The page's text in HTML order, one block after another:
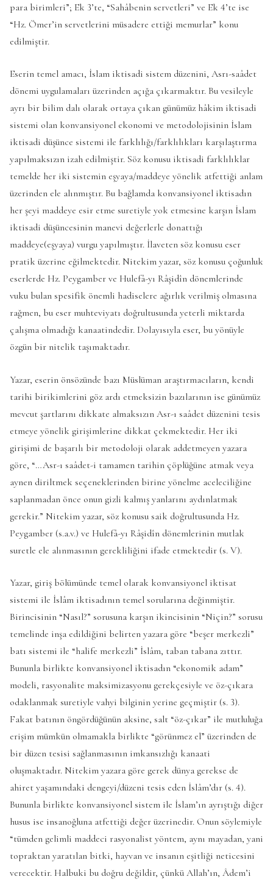
para birimleri”; Ek 3’te, “Sahâbenin servetleri” ve Ek 4’te ise
“Hz. Ömer’in servetlerini müsadere ettiği memurlar” konu
edilmiştir.
Eserin temel amacı, İslam iktisadi sistem düzenini, Asrı-saâdet
dönemi uygulamaları üzerinden açığa çıkarmaktır. Bu vesileyle
ayrı bir bilim dalı olarak ortaya çıkan günümüz hâkim iktisadi
sistemi olan konvansiyonel ekonomi ve metodolojisinin İslam
iktisadi düşünce sistemi ile farklılığı/farklılıkları karşılaştırma
yapılmaksızın izah edilmiştir. Söz konusu iktisadi farklılıklar
temelde her iki sistemin eşyaya/maddeye yönelik atfettiği anlam
üzerinden ele alınmıştır. Bu bağlamda konvansiyonel iktisadın
her şeyi maddeye esir etme suretiyle yok etmesine karşın İslam
iktisadi düşüncesinin manevi değerlerle donattığı
maddeye(eşyaya) vurgu yapılmıştır. İlaveten söz konusu eser
pratik üzerine eğilmektedir. Nitekim yazar, söz konusu çoğunluk
eserlerde Hz. Peygamber ve Hulefâ-yı Râşidîn dönemlerinde
vuku bulan spesifik önemli hadiselere ağırlık verilmiş olmasına
rağmen, bu eser muhteviyatı doğrultusunda yeterli miktarda
çalışma olmadığı kanaatindedir. Dolayısıyla eser, bu yönüyle
özgün bir nitelik taşımaktadır.
Yazar, eserin önsözünde bazı Müslüman araştırmacıların, kendi
tarihi birikimlerini göz ardı etmeksizin bazılarının ise günümüz
mevcut şartlarını dikkate almaksızın Asr-ı saâdet düzenini tesis
etmeye yönelik girişimlerine dikkat çekmektedir. Her iki
girişimi de başarılı bir metodoloji olarak addetmeyen yazara
göre, “…Asr-ı saâdet-i tamamen tarihin çöplüğüne atmak veya
aynen diriltmek seçeneklerinden birine yönelme aceleciliğine
saplanmadan önce onun gizli kalmış yanlarını aydınlatmak
gerekir.” Nitekim yazar, söz konusu saik doğrultusunda Hz.
Peygamber (s.a.v.) ve Hulefâ-yı Râşidîn dönemlerinin mutlak
suretle ele alınmasının gerekliliğini ifade etmektedir (s. V).
Yazar, giriş bölümünde temel olarak konvansiyonel iktisat
sistemi ile İslâm iktisadının temel sorularına değinmiştir.
Birincisinin “Nasıl?” sorusuna karşın ikincisinin “Niçin?” sorusu
temelinde inşa edildiğini belirten yazara göre “beşer merkezli”
batı sistemi ile “halife merkezli” İslâm, taban tabana zıttır.
Bununla birlikte konvansiyonel iktisadın “ekonomik adam”
modeli, rasyonalite maksimizasyonu gerekçesiyle ve öz-çıkara
odaklanmak suretiyle vahyi bilginin yerine geçmiştir (s. 3).
Fakat batının öngördüğünün aksine, salt “öz-çıkar” ile mutluluğa
erişim mümkün olmamakla birlikte “görünmez el” üzerinden de
bir düzen tesisi sağlanmasının imkansızlığı kanaati
oluşmaktadır. Nitekim yazara göre gerek dünya gerekse de
ahiret yaşamındaki dengeyi/düzeni tesis eden İslâm’dır (s. 4).
Bununla birlikte konvansiyonel sistem ile İslam’ın ayrıştığı diğer
husus ise insanoğluna atfettiği değer üzerinedir. Onun söylemiyle
“tümden gelimli maddeci rasyonalist yöntem, aynı mayadan, yani
topraktan yaratılan bitki, hayvan ve insanın eşitliği neticesini
verecektir. Halbuki bu doğru değildir, çünkü Allah’ın, Âdem’i